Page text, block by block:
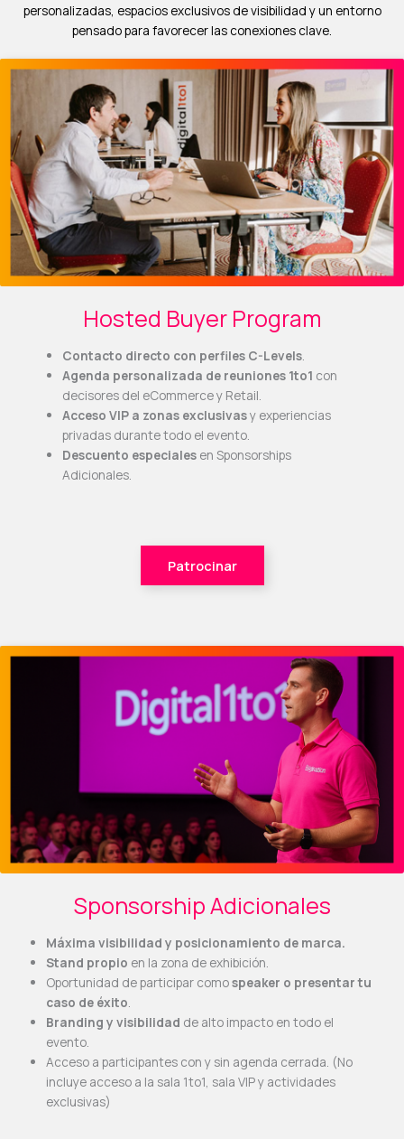
personalizadas, espacios exclusivos de visibilidad y un entorno
pensado para favorecer las conexiones clave.
Hosted Buyer Program
Contacto directo con perfiles C-Levels.
Agenda personalizada de reuniones 1to1 con
decisores del eCommerce y Retail.
Acceso VIP a zonas exclusivasy experiencias
privadas durante todo el evento.
Descuento especiales en Sponsorships
Adicionales.
Patrocinar
Sponsorship Adicionales
Máxima visibilidad y posicionamiento de marca.
Stand propio en la zona de exhibición.
Oportunidad de participar comospeaker o presentar tu
caso de éxito.
Branding y visibilidad de alto impacto en todo el
evento.
Acceso a participantes con y sin agenda cerrada. (No
incluye acceso a la sala 1to1, sala VIP y actividades
exclusivas)